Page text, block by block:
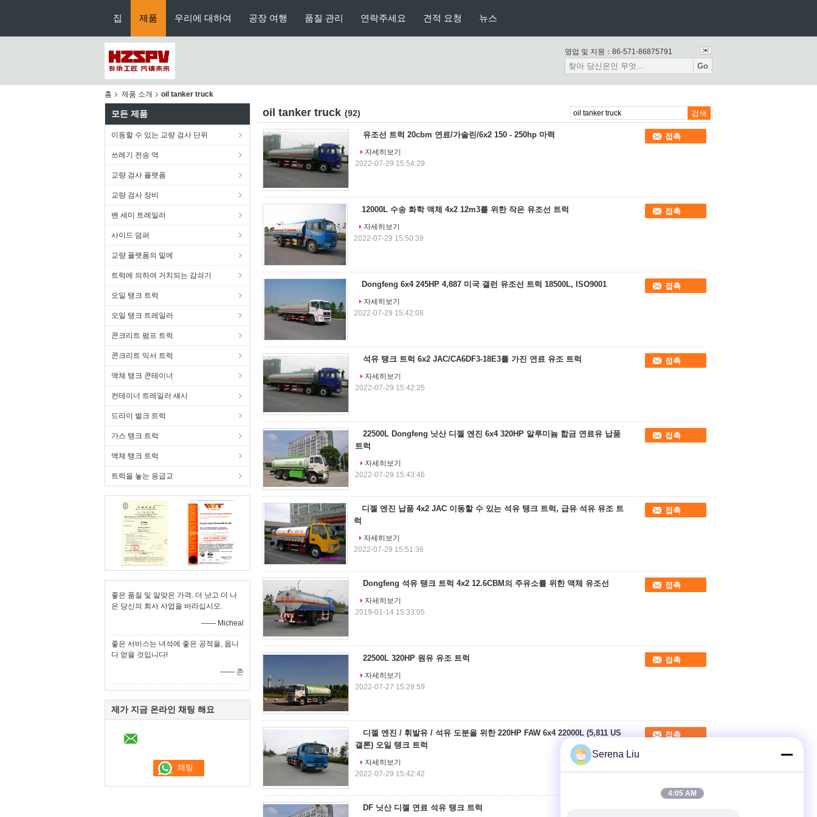
집 제품 우리에 대하여 공장 여행 품질 관리 연락주세요 견적 요청 뉴스
영업 및 지원： 86-571-86875791
Go
홈 제품 소개 oil tanker truck
모든 제품
이동할 수 있는 교량 검사 단위
쓰레기 전송 역
교량 검사 플랫폼
교량 검사 장비
밴 세미 트레일러
사이드 덤퍼
교량 플랫폼의 밑에
트럭에 의하여 거치되는 감쇠기
오일 탱크 트럭
오일 탱크 트레일러
콘크리트 펌프 트럭
콘크리트 믹서 트럭
액체 탱크 콘테이너
컨테이너 트레일러 섀시
드라이 벌크 트럭
가스 탱크 트럭
액체 탱크 트럭
트럭을 놓는 응급교
좋은 품질 및 알맞은 가격. 더 낫고 더 나
은 당신의 회사 사업을 바라십시오.
—— Micheal
좋은 서비스는 녀석에 좋은 공적을, 옵니
다 얻을 것입니다!
—— 존
제가 지금 온라인 채팅 해요
oil tanker truck (92)
유조선 트럭 20cbm 연료/가솔린/6x2 150 - 250hp 마력 접촉
자세히보기
2022-07-29 15:54:29
12000L 수송 화학 액체 4x2 12m3를 위한 작은 유조선 트럭 접촉
자세히보기
2022-07-29 15:50:39
Dongfeng 6x4 245HP 4,887 미국 갤런 유조선 트럭 18500L, ISO9001 접촉
자세히보기
2022-07-29 15:42:08
석유 탱크 트럭 6x2 JAC/CA6DF3-18E3를 가진 연료 유조 트럭 접촉
자세히보기
2022-07-29 15:42:25
22500L Dongfeng 닛산 디젤 엔진 6x4 320HP 알루미늄 합금 연료유 납품
트럭
접촉
자세히보기
2022-07-29 15:43:46
디젤 엔진 납품 4x2 JAC 이동할 수 있는 석유 탱크 트럭, 급유 석유 유조 트
럭
접촉
자세히보기
2022-07-29 15:51:36
Dongfeng 석유 탱크 트럭 4x2 12.6CBM의 주유소를 위한 액체 유조선 접촉
자세히보기
2019-01-14 15:33:05
22500L 320HP 원유 유조 트럭 접촉
자세히보기
2022-07-27 15:29:59
디젤 엔진 / 휘발유 / 석유 도분을 위한 220HP FAW 6x4 22000L (5,811 US
갤론) 오일 탱크 트럭
접촉
자세히보기
2022-07-29 15:42:42
DF 닛산 디젤 연료 석유 탱크 트럭
Serena Liu
4:05 AM